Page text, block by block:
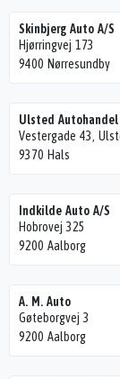
Skinbjerg Auto A/S
Hjørringvej 173
9400 Nørresundby
Ulsted Autohandel
Vestergade 43,
9370 Hals
Indkilde Auto A/S
Hobrovej 325
9200 Aalborg
A. M. Auto
Gøteborgvej 3
9200 Aalborg